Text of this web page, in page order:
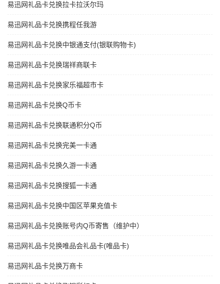
易迅网礼品卡兑换拉卡拉沃尔玛
易迅网礼品卡兑换携程任我游
易迅网礼品卡兑换中银通支付(银联购物卡)
易迅网礼品卡兑换瑞祥商联卡
易迅网礼品卡兑换家乐福超市卡
易迅网礼品卡兑换Q币卡
易迅网礼品卡兑换联通积分Q币
易迅网礼品卡兑换完美一卡通
易迅网礼品卡兑换久游一卡通
易迅网礼品卡兑换搜狐一卡通
易迅网礼品卡兑换中国区苹果充值卡
易迅网礼品卡兑换账号内Q币寄售（维护中）
易迅网礼品卡兑换唯品会礼品卡(唯品卡)
易迅网礼品卡兑换万商卡